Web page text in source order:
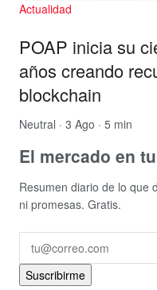
Actualidad
POAP inicia su
años creando
blockchain
Neutral · 3 Ago · 5 min
El mercado en
Resumen diario de lo que
ni promesas. Gratis.
Suscribirme